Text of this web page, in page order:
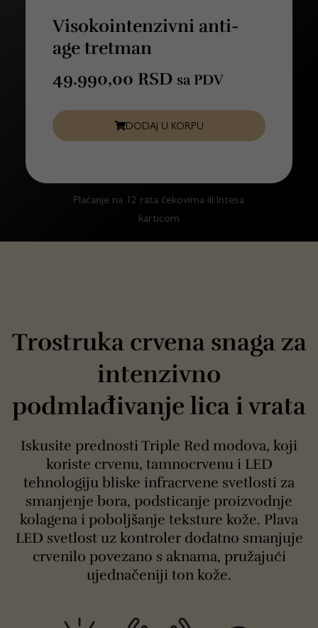
Visokointenzivni anti-
age tretman
49.990,00 RSD sa PDV
DODAJ U KORPU
Plaćanje na 12 rata čekovima ili Intesa
karticom
Trostruka crvena snaga za
intenzivno
podmlađivanje lica i vrata
Iskusite prednosti Triple Red modova, koji
koriste crvenu, tamnocrvenu i LED
tehnologiju bliske infracrvene svetlosti za
smanjenje bora, podsticanje proizvodnje
kolagena i poboljšanje teksture kože. Plava
LED svetlost uz kontroler dodatno smanjuje
crvenilo povezano s aknama, pružajući
ujednačeniji ton kože.